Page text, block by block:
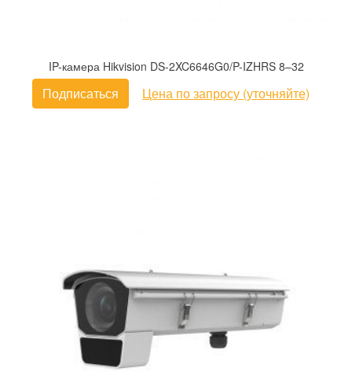
IP-камера Hikvision DS-2XC6646G0/P-IZHRS 8–32
Подписаться Цена по запросу (уточняйте)